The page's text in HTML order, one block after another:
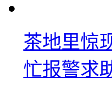
茶地里惊
忙报警求